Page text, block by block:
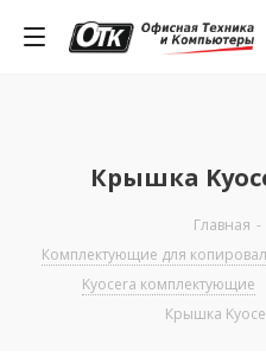
Крышка
Главная -
Комплектующие для
Kyocera комплектующие
Крышка